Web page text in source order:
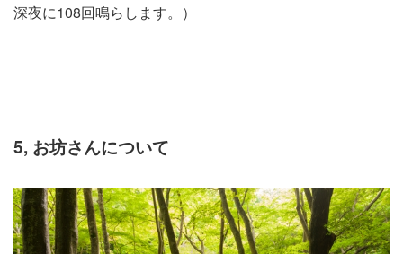
深夜に108回鳴らします。）
5, お坊さんについて